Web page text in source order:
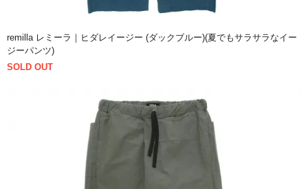
remilla レミーラ｜ヒダレイージー (ダックブルー)(夏でもサラサラなイー
ジーパンツ)
SOLD OUT